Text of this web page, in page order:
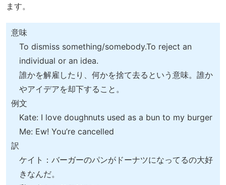
ます。
意味
To dismiss something/somebody.To reject an
individual or an idea.
誰かを解雇したり、何かを捨て去るという意味。誰か
やアイデアを却下すること。
例文
Kate: I love doughnuts used as a bun to my burger
Me: Ew! You’re cancelled
訳
ケイト：バーガーのパンがドーナツになってるの大好
きなんだ。